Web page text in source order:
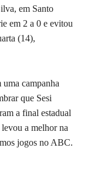
em Santo
em 2 a 0 e evitou
(14),
campanha
que Sesi
a final estadual
a melhor na
jogos no ABC.